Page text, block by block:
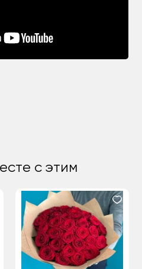
с этим